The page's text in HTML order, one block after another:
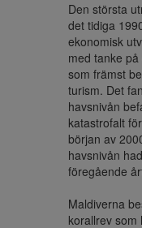
Den största
det tidiga
ekonomisk
med tanke
som främst
turism. Det
havsnivån
katastrofalt
början av
havsnivån
föregående
Maldiverna
korallrev